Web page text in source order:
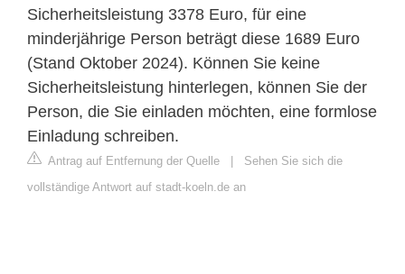
Sicherheitsleistung 3378 Euro, für eine
minderjährige Person beträgt diese 1689 Euro
(Stand Oktober 2024). Können Sie keine
Sicherheitsleistung hinterlegen, können Sie der
Person, die Sie einladen möchten, eine formlose
Einladung schreiben.
Antrag auf Entfernung der Quelle | Sehen Sie sich die
vollständige Antwort auf stadt-koeln.de an